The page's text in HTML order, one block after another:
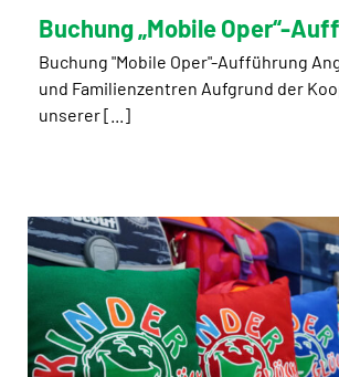
Buchung „Mobile Oper“-
Buchung "Mobile Oper"-Aufführung
und Familienzentren Aufgrund der
unserer [...]